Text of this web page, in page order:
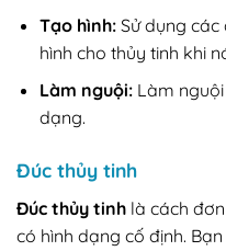
Tạo hình:Sử dụng các
hình cho thủy tinh khi
Làm nguội:Làm nguội
dạng.
Đúc thủy tinh
Đúc thủy tinh là cách
có hình dạng cố định.